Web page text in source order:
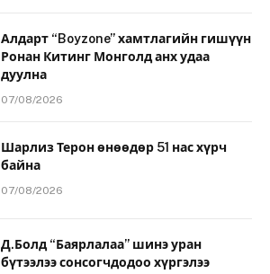
Алдарт “Boyzone” хамтлагийн гишүүн
Ронан Китинг Монголд анх удаа
дуулна
07/08/2026
Шарлиз Терон өнөөдөр 51 нас хүрч
байна
07/08/2026
Д.Болд “Баярлалаа” шинэ уран
бүтээлээ сонсогчдодоо хүргэлээ